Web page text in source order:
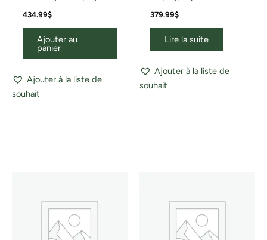
434.99$
Ajouter au
panier
Ajouter à la liste de
souhait
379.99$
Lire la suite
Ajouter à la liste de
souhait